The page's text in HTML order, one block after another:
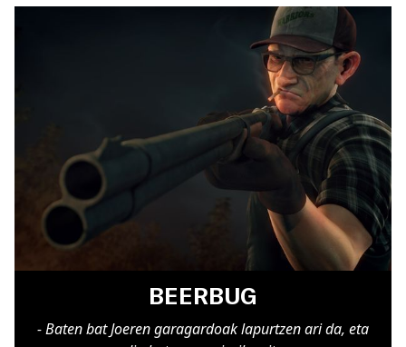
BEERBUG
- Baten bat Joeren garagardoak lapurtzen ari da, eta